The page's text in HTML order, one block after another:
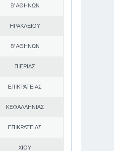
Β' ΑΘΗΝΩΝ
ΗΡΑΚΛΕΙΟΥ
Β' ΑΘΗΝΩΝ
ΠΙΕΡΙΑΣ
ΕΠΙΚΡΑΤΕΙΑΣ
ΚΕΦΑΛΛΗΝΙΑΣ
ΕΠΙΚΡΑΤΕΙΑΣ
ΧΙΟΥ